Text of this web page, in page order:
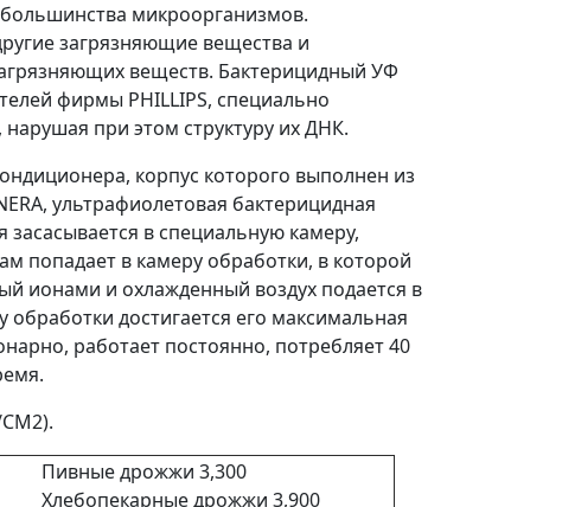
микроорганизмов.
загрязняющие вещества и
веществ. Бактерицидный УФ
фирмы PHILLIPS, специально
при этом структуру их ДНК.
корпус которого выполнен из
ультрафиолетовая бактерицидная
в специальную камеру,
попадает в камеру обработки, в которой
ионами и охлажденный воздух подается в
достигается его максимальная
работает постоянно, потребляет 40
Пивные дрожжи 3,300
Хлебопекарные дрожжи 3,900